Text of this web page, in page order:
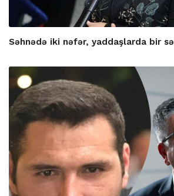
Səhnədə iki nəfər, yaddaşlarda bir